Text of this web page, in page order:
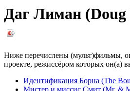
Даг Лиман
Ниже перечислены (мульт)фильмы,
проекте, режиссёром которых он(а)
Идентификация Борна (The